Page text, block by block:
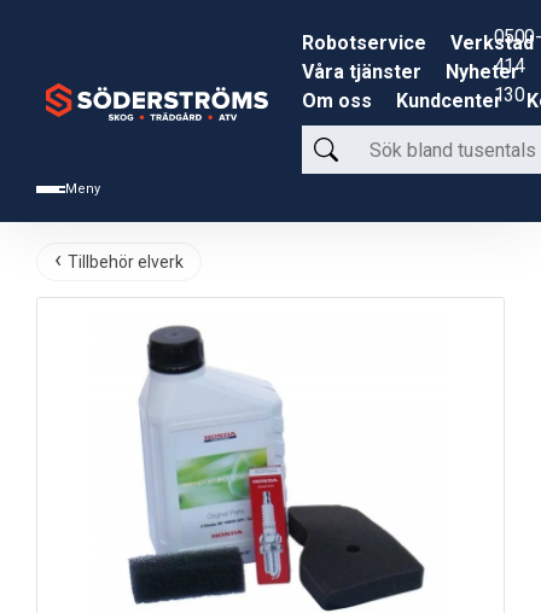
Meny
Robotservice
Verkstad
Våra tjänster
Nyheter
Om oss
Kundcenter
Sök
bland
produkter
0500-
414
130
Tillbehör elverk